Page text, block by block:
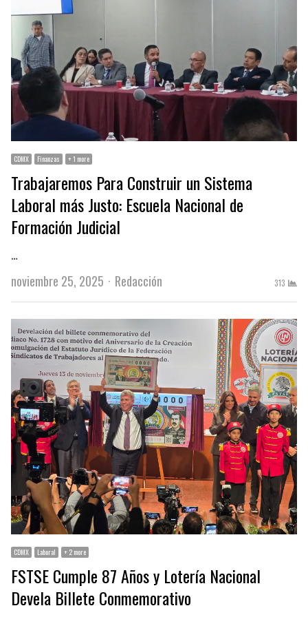
CDMX Finanzas + 1 more
Trabajaremos Para Construir un Sistema
Laboral más Justo: Escuela Nacional de
Formación Judicial
…
noviembre 25, 2025
Author
Redacción 313
CDMX Laboral + 2 more
FSTSE Cumple 87 Años y Lotería Nacional
Devela Billete Conmemorativo